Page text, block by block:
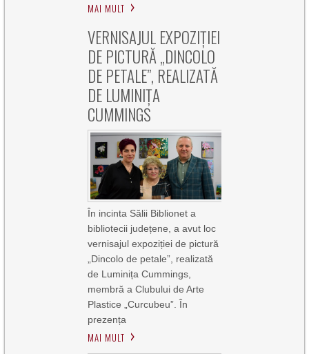
MAI MULT
VERNISAJUL EXPOZIȚIEI
DE PICTURĂ „DINCOLO
DE PETALE”, REALIZATĂ
DE LUMINIȚA
CUMMINGS
În incinta Sălii Biblionet a
bibliotecii județene, a avut loc
vernisajul expoziției de pictură
„Dincolo de petale”, realizată
de Luminița Cummings,
membră a Clubului de Arte
Plastice „Curcubeu”. În
prezența
MAI MULT